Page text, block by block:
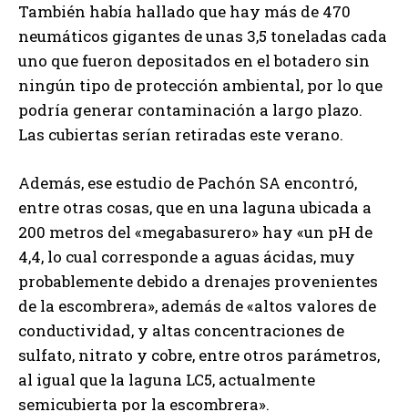
También había hallado que hay más de 470
neumáticos gigantes de unas 3,5 toneladas cada
uno que fueron depositados en el botadero sin
ningún tipo de protección ambiental, por lo que
podría generar contaminación a largo plazo.
Las cubiertas serían retiradas este verano.
Además, ese estudio de Pachón SA encontró,
entre otras cosas, que en una laguna ubicada a
200 metros del «megabasurero» hay «un pH de
4,4, lo cual corresponde a aguas ácidas, muy
probablemente debido a drenajes provenientes
de la escombrera», además de «altos valores de
conductividad, y altas concentraciones de
sulfato, nitrato y cobre, entre otros parámetros,
al igual que la laguna LC5, actualmente
semicubierta por la escombrera».